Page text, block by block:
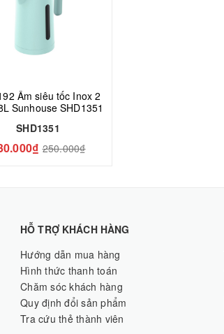
Ấm siêu tốc Inox 2
Sunhouse SHD1351
SHD1351
250.000₫
HỖ TRỢ KHÁCH HÀNG
Hướng dẫn mua hàng
Hình thức thanh toán
Chăm sóc khách hàng
Quy định đổi sản phẩm
Tra cứu thẻ thành viên